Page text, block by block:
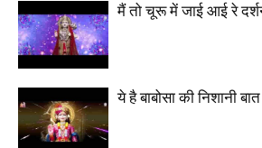
मैं तो चूरू में जाई आई रे
ये है बाबोसा की निशानी